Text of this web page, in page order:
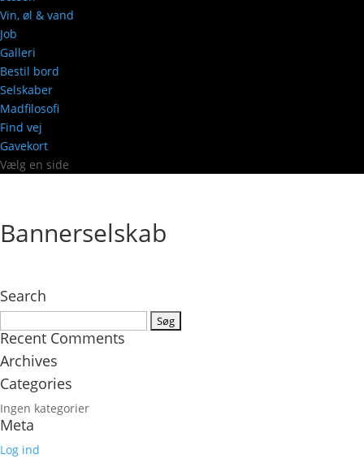
Vin, øl & vand
Job
Galleri
Bestil bord
Selskaber
Madfilosofi
Find vej
Gavekort
Vælg en side
Bannerselskab
Search
efter:
Recent Comments
Archives
Categories
Ingen kategorier
Meta
Log ind